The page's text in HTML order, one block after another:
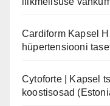
Cardiform Kapsel
hüpertensiooni
Cytoforte | Kapsel
koostisosad